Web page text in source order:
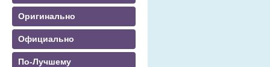
Оригинально
Официально
По-Лучшему